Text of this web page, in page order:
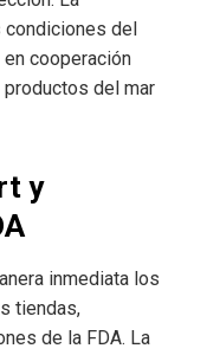
condiciones del
cooperación
del mar
y
inmediata los
tiendas,
de la FDA. La